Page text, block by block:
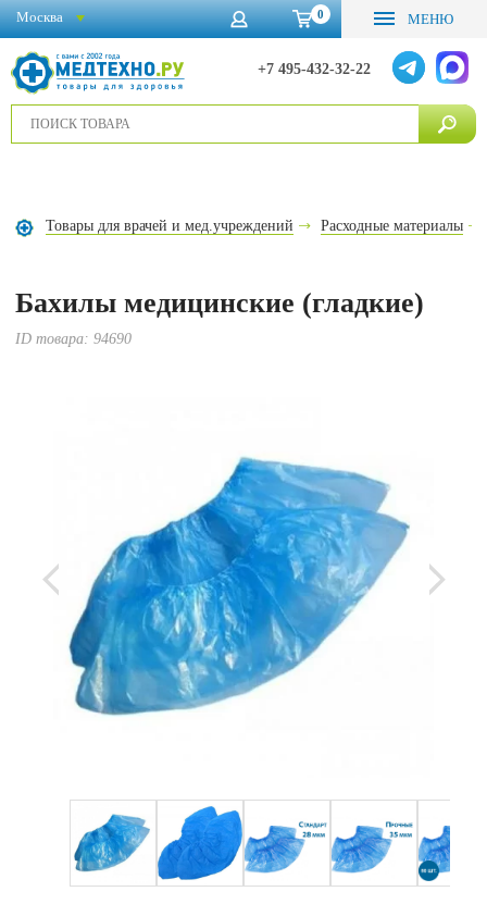
0 МЕНЮ
+7 495-432-32-22
Москва
Товары для врачей и мед.учреждений Расходные материалы
Бахилы медицинские (гладкие)
ID товара:94690